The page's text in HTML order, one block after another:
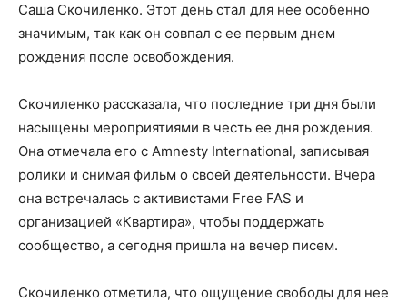
Саша Скочиленко. Этот день стал для нее особенно
значимым, так как он совпал с ее первым днем
рождения после освобождения.
Скочиленко рассказала, что последние три дня были
насыщены мероприятиями в честь ее дня рождения.
Она отмечала его с Amnesty International, записывая
ролики и снимая фильм о своей деятельности. Вчера
она встречалась с активистами Free FAS и
организацией «Квартира», чтобы поддержать
сообщество, а сегодня пришла на вечер писем.
Скочиленко отметила, что ощущение свободы для нее